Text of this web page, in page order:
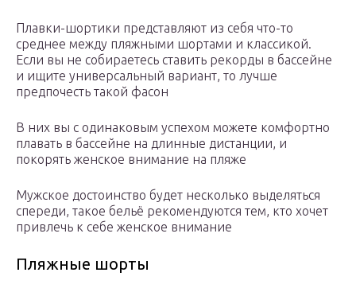
Плавки-шортики представляют из себя что-то
среднее между пляжными шортами и классикой.
Если вы не собираетесь ставить рекорды в бассейне
и ищите универсальный вариант, то лучше
предпочесть такой фасон
В них вы с одинаковым успехом можете комфортно
плавать в бассейне на длинные дистанции, и
покорять женское внимание на пляже
Мужское достоинство будет несколько выделяться
спереди, такое бельё рекомендуются тем, кто хочет
привлечь к себе женское внимание
Пляжные шорты